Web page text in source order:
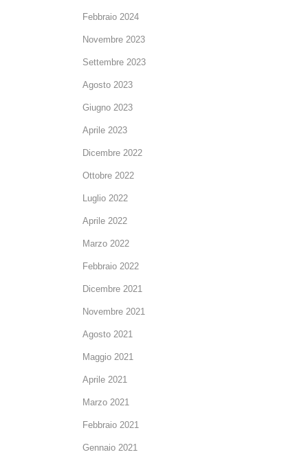
Febbraio 2024
Novembre 2023
Settembre 2023
Agosto 2023
Giugno 2023
Aprile 2023
Dicembre 2022
Ottobre 2022
Luglio 2022
Aprile 2022
Marzo 2022
Febbraio 2022
Dicembre 2021
Novembre 2021
Agosto 2021
Maggio 2021
Aprile 2021
Marzo 2021
Febbraio 2021
Gennaio 2021